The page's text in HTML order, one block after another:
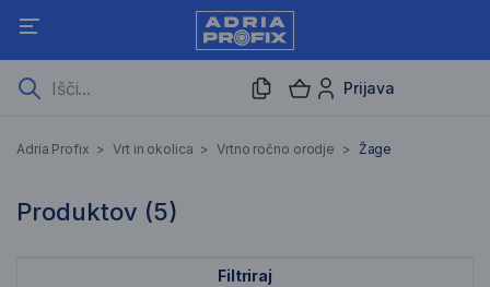
Prijava
Žage
Adria Profix > Vrt in okolica > Vrtno ročno orodje > Žage
Produktov (5)
5 Rezultati iskanja
Filtriraj